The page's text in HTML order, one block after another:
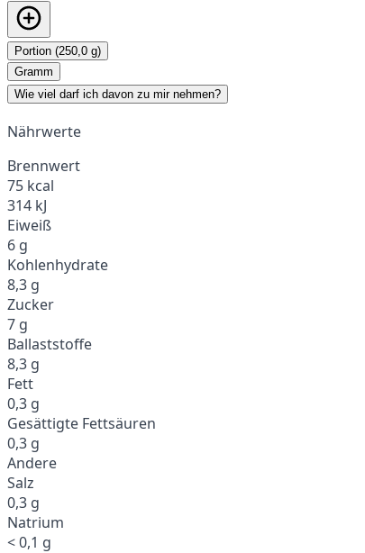
Portion (250,0 g)
Gramm
Wie viel darf ich davon zu mir nehmen?
Nährwerte
Brennwert
75 kcal
314 kJ
Eiweiß
6 g
Kohlenhydrate
8,3 g
Zucker
7 g
Ballaststoffe
8,3 g
Fett
0,3 g
Gesättigte Fettsäuren
0,3 g
Andere
Salz
0,3 g
Natrium
< 0,1 g